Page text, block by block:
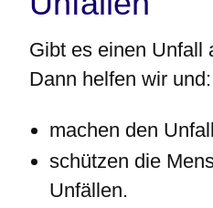
Gibt es einen Unfall
Dann helfen wir und:
machen den
schützen die
Unfällen.